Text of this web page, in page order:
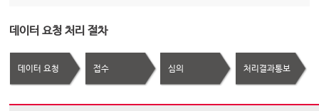
데이터 요청 처리 절차
데이터 요청 접수 심의 처리결과통보